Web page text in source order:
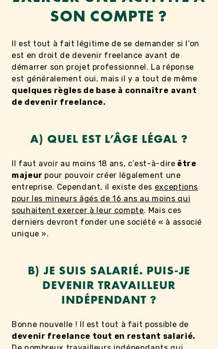
SON COMPTE ?
Il est tout à fait légitime de se demander si l’on
est en droit de devenir freelance avant de
démarrer son projet professionnel. La réponse
est généralement oui, mais il y a tout de même
quelques règles de base à connaître avant
de devenir freelance.
A) QUEL EST L’ÂGE LÉGAL ?
Il faut avoir au moins 18 ans, c’est-à-dire être
majeur pour pouvoir créer légalement une
entreprise. Cependant, il existe des exceptions
pour les mineurs âgés de 16 ans au moins qui
souhaitent exercer à leur compte. Mais ces
derniers devront fonder une société « à associé
unique ».
B) JE SUIS SALARIÉ. PUIS-JE
DEVENIR TRAVAILLEUR
INDÉPENDANT ?
Bonne nouvelle ! Il est tout à fait possible de
devenir freelance tout en restant salarié.